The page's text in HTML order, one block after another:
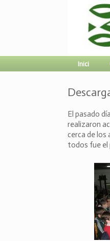
Inici
El pasado
realizaron
cerca de los
todos fue el